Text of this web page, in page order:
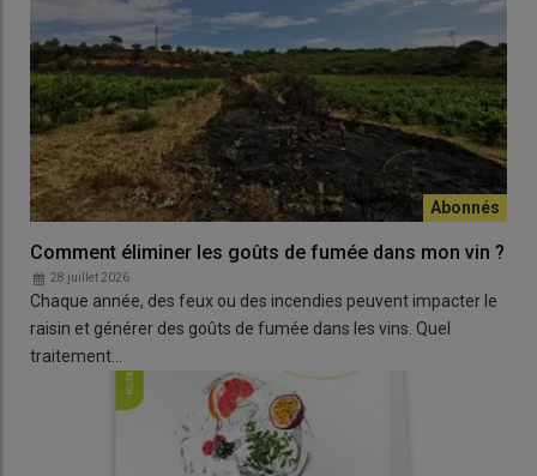
Comment éliminer les goûts de fumée dans mon vin ?
28 juillet 2026
Chaque année, des feux ou des incendies peuvent impacter le
raisin et générer des goûts de fumée dans les vins. Quel
traitement…